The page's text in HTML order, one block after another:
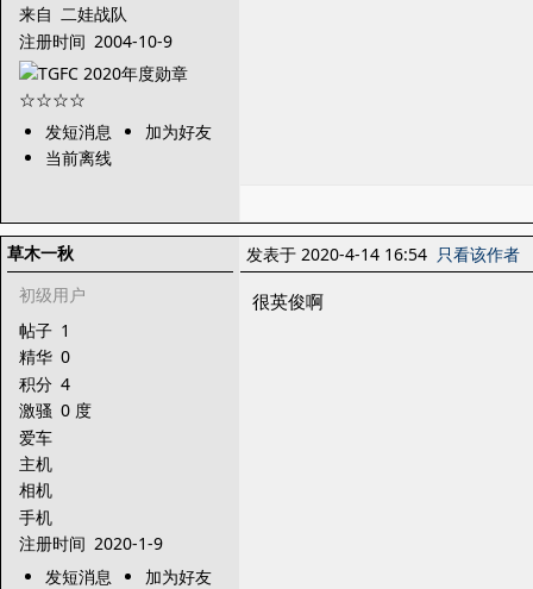
来自 二娃战队
注册时间 2004-10-9
发短消息
加为好友
当前离线
草木一秋
初级用户
帖子 1
精华 0
积分 4
激骚 0 度
爱车
主机
相机
手机
注册时间 2020-1-9
发短消息
加为好友
发表于 2020-4-14 16:54 只看该作者
很英俊啊